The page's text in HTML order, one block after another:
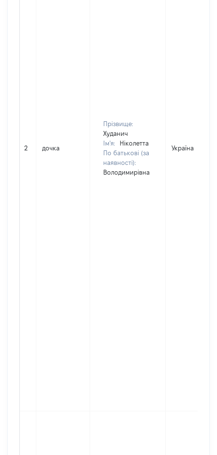
2 дочка
Прізвище:
Худанич
Ім'я:
Ніколетта
По батькові (за
наявності):
Володимирівна
Україна